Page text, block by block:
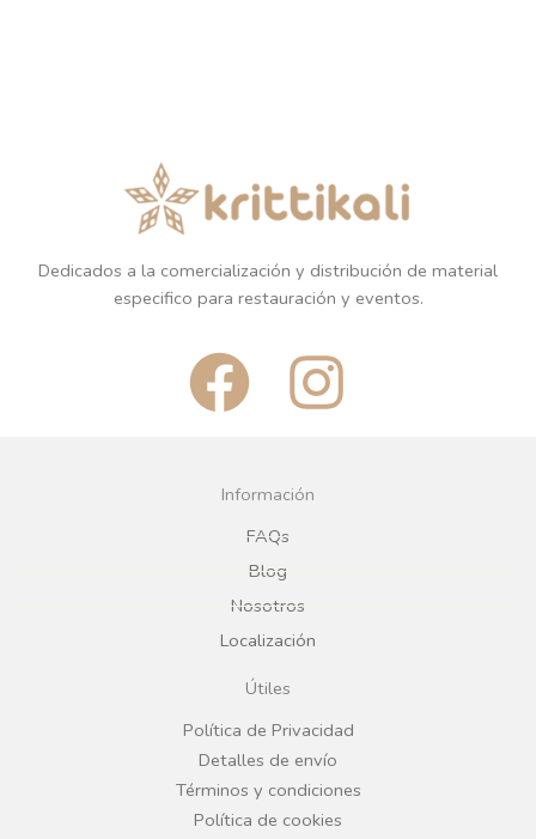
Dedicados a la comercialización y distribución de material
especifico para restauración y eventos.
F
a
c
e
b
o
o
k
I
n
g
r
a
Información
FAQs
Blog
Nosotros
Localización
Útiles
Política de Privacidad
Detalles de envío
Términos y condiciones
Política de cookies